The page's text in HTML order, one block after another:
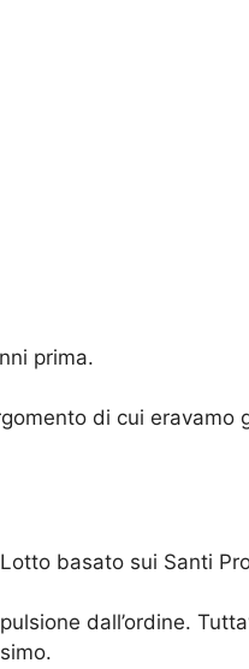
prima.
di cui eravamo
basato sui Santi
dall’ordine.